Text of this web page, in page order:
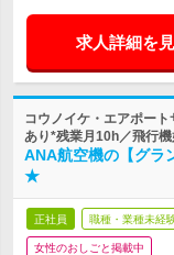
求人詳細を
コウノイケ・エアポー
あり*残業月10h／飛行機
ANA航空機の【グラ
★
正社員 職種・業種未経
女性のおしごと掲載中